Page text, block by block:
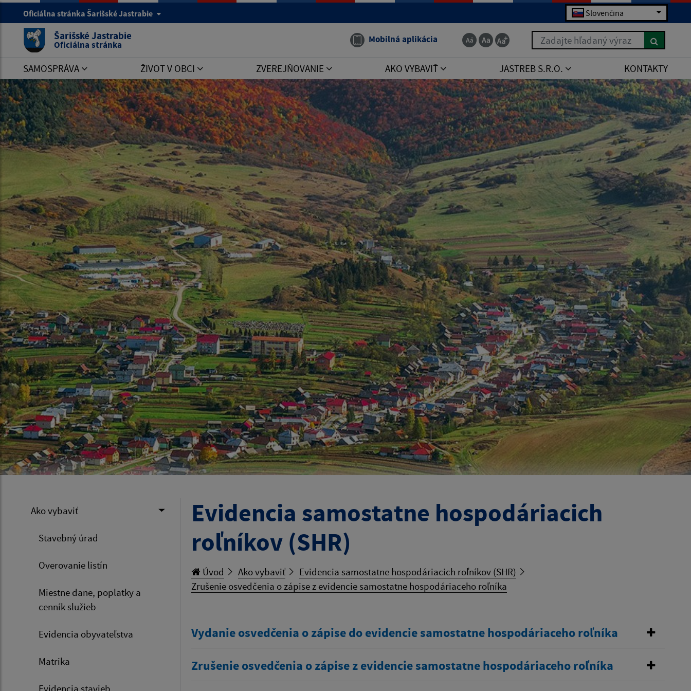
Oficiálna stránka Šarišské Jastrabie Slovenčina
Šarišské Jastrabie
Oficiálna stránka Mobilná aplikácia Zadajte hľadaný výraz
SAMOSPRÁVA ŽIVOT V OBCI ZVEREJŇOVANIE AKO VYBAVIŤ JASTREB S.R.O. KONTAKTY
Ako vybaviť
Stavebný úrad
Overovanie listín
Miestne dane, poplatky a
cenník služieb
Evidencia obyvateľstva
Matrika
Evidencia stavieb
Evidencia samostatne hospodáriacich
roľníkov (SHR)
Úvod Ako vybaviť
Evidencia samostatne hospodáriacich roľníkov (SHR)
Zrušenie osvedčenia o zápise z evidencie samostatne hospodáriaceho roľníka
Vydanie osvedčenia o zápise do evidencie samostatne hospodáriaceho roľníka
Zrušenie osvedčenia o zápise z evidencie samostatne hospodáriaceho roľníka